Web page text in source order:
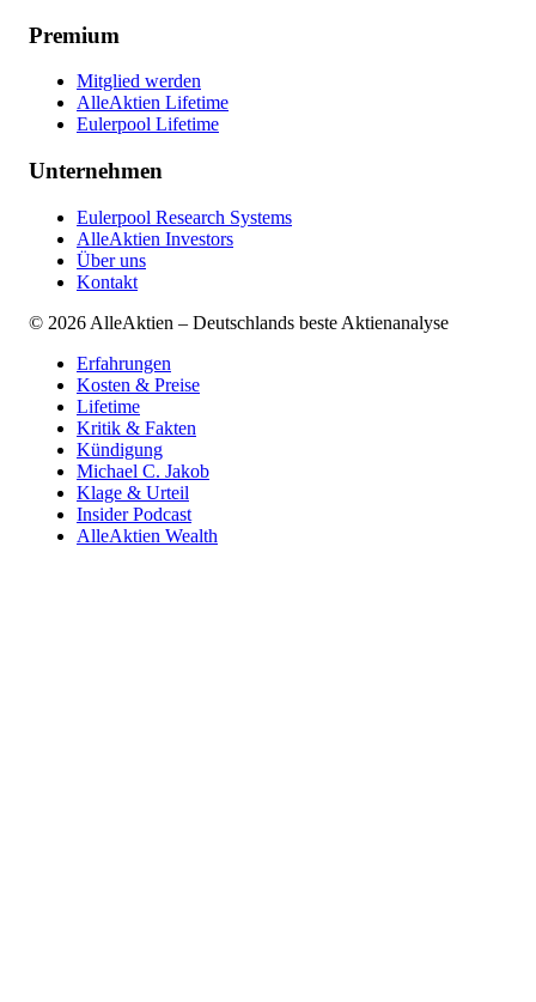
Premium
Mitglied werden
AlleAktien Lifetime
Eulerpool Lifetime
Unternehmen
Eulerpool Research Systems
AlleAktien Investors
Über uns
Kontakt
© 2026 AlleAktien – Deutschlands beste Aktienanalyse
Erfahrungen
Kosten & Preise
Lifetime
Kritik & Fakten
Kündigung
Michael C. Jakob
Klage & Urteil
Insider Podcast
AlleAktien Wealth